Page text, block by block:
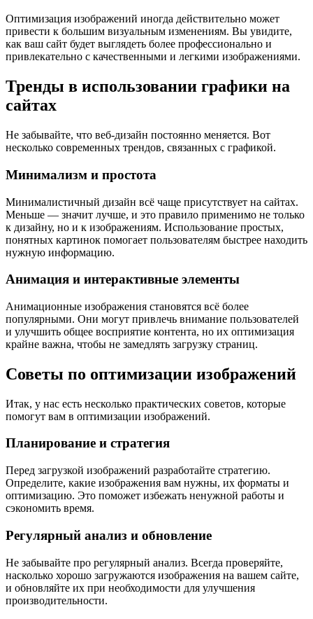
Оптимизация изображений иногда действительно может
привести к большим визуальным изменениям. Вы увидите,
как ваш сайт будет выглядеть более профессионально и
привлекательно с качественными и легкими изображениями.
Тренды в использовании графики на
сайтах
Не забывайте, что веб-дизайн постоянно меняется. Вот
несколько современных трендов, связанных с графикой.
Минимализм и простота
Минималистичный дизайн всё чаще присутствует на сайтах.
Меньше — значит лучше, и это правило применимо не только
к дизайну, но и к изображениям. Использование простых,
понятных картинок помогает пользователям быстрее находить
нужную информацию.
Анимация и интерактивные элементы
Анимационные изображения становятся всё более
популярными. Они могут привлечь внимание пользователей
и улучшить общее восприятие контента, но их оптимизация
крайне важна, чтобы не замедлять загрузку страниц.
Советы по оптимизации изображений
Итак, у нас есть несколько практических советов, которые
помогут вам в оптимизации изображений.
Планирование и стратегия
Перед загрузкой изображений разработайте стратегию.
Определите, какие изображения вам нужны, их форматы и
оптимизацию. Это поможет избежать ненужной работы и
сэкономить время.
Регулярный анализ и обновление
Не забывайте про регулярный анализ. Всегда проверяйте,
насколько хорошо загружаются изображения на вашем сайте,
и обновляйте их при необходимости для улучшения
производительности.